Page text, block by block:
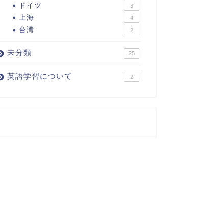
ドイツ 3
上海 4
台湾 2
未分類 25
英語学習について 2